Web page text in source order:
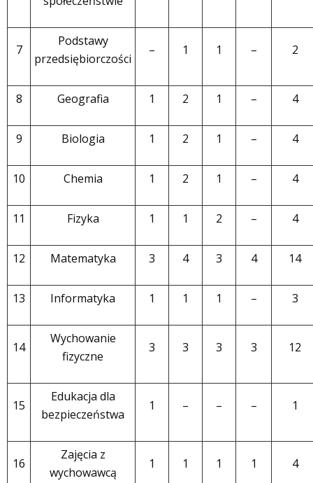
7
Podstawy
przedsiębiorczości
– 1 1 – 2
8 Geografia 1 2 1 – 4
9 Biologia 1 2 1 – 4
10 Chemia 1 2 1 – 4
11 Fizyka 1 1 2 – 4
12 Matematyka 3 4 3 4 14
13 Informatyka 1 1 1 – 3
14
Wychowanie
fizyczne
3 3 3 3 12
15
Edukacja dla
bezpieczeństwa
1 – – – 1
16
Zajęcia z
wychowawcą
1 1 1 1 4